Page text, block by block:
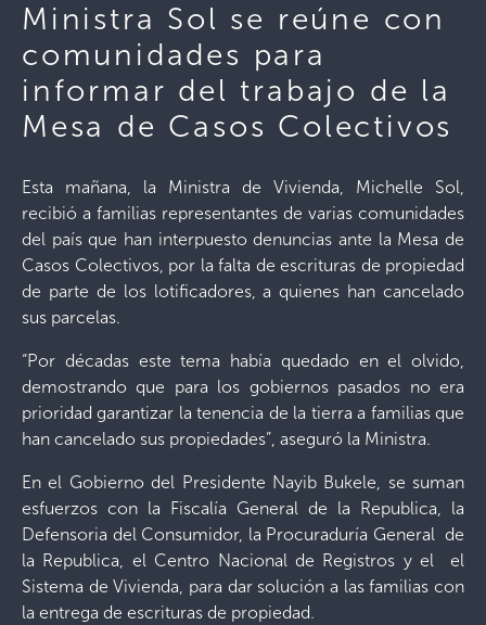
Ministra Sol se reúne con
comunidades para
informar del trabajo de la
Mesa de Casos Colectivos
Esta mañana, la Ministra de Vivienda, Michelle Sol,
recibió a familias representantes de varias comunidades
del país que han interpuesto denuncias ante la Mesa de
Casos Colectivos, por la falta de escrituras de propiedad
de parte de los lotificadores, a quienes han cancelado
sus parcelas.
“Por décadas este tema había quedado en el olvido,
demostrando que para los gobiernos pasados no era
prioridad garantizar la tenencia de la tierra a familias que
han cancelado sus propiedades”, aseguró la Ministra.
En el Gobierno del Presidente Nayib Bukele, se suman
esfuerzos con la Fiscalía General de la Republica, la
Defensoria del Consumidor, la Procuraduría General de
la Republica, el Centro Nacional de Registros y el el
Sistema de Vivienda, para dar solución a las familias con
la entrega de escrituras de propiedad.